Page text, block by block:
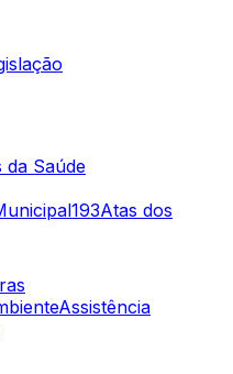
da Saúde
193Atas dos
Assistência